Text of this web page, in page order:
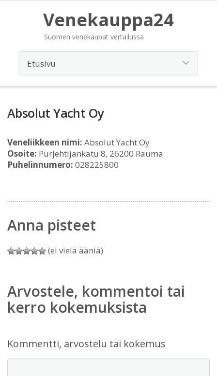
Venekauppa24
Suomen venekaupat vertailussa
Absolut Yacht Oy
Veneliikkeen nimi: Absolut Yacht Oy
Osoite: Purjehtijankatu 8, 26200 Rauma
Puhelinnumero: 028225800
Anna pisteet
(ei vielä ääniä)
Arvostele, kommentoi tai
kerro kokemuksista
Kommentti, arvostelu tai kokemus